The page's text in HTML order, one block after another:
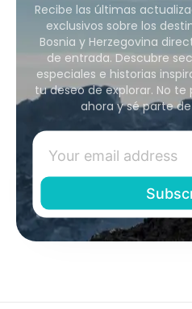
Recibe las últimas
exclusivos sobre los
Bosnia y Herzegovina
de entrada. Descubre
especiales e historias
tu deseo de explorar. No te
ahora y sé parte